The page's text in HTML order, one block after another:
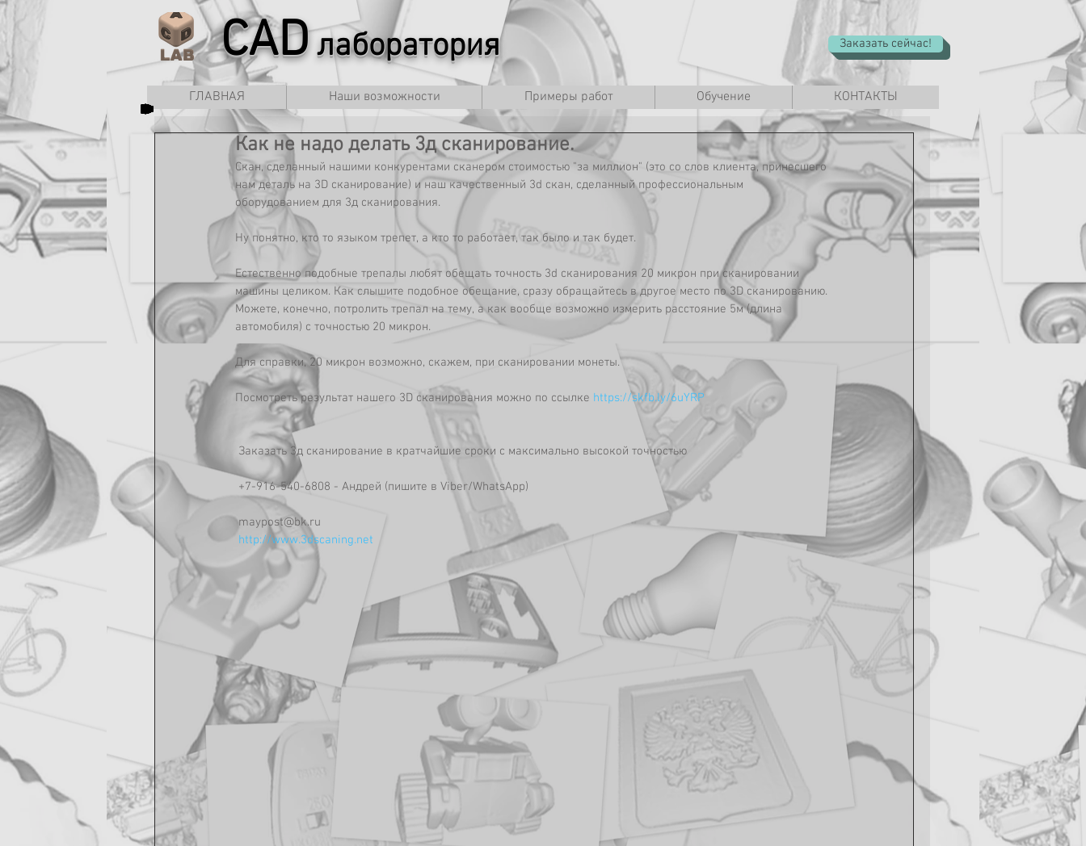
Заказать сейчас!
CADлаборатория
ГЛАВНАЯ Наши возможности Примеры работ Обучение КОНТАКТЫ
Как не надо делать 3д сканирование.
Cкан, сделанный нашими конкурентами сканером стоимостью "за миллион" (это со слов клиента, принесшего
нам деталь на 3D сканирование) и наш качественный 3d скан, сделанный профессиональным
оборудованием для 3д сканирования.
Ну понятно, кто то языком трепет, а кто то работает, так было и так будет.
Естественно подобные трепалы любят обещать точность 3d сканирования 20 микрон при сканировании
машины целиком. Как слышите подобное обещание, сразу обращайтесь в другое место по 3D сканированию.
Можете, конечно, потролить трепал на тему, а как вообще возможно измерить расстояние 5м (длина
автомобиля) с точностью 20 микрон.
Для справки, 20 микрон возможно, скажем, при сканировании монеты.
Посмотреть результат нашего 3D сканирования можно по ссылке https://skfb.ly/6uYRP
Заказать 3д сканирование в кратчайшие сроки с максимально высокой точностью
+7-916-540-6808 - Андрей (пишите в Viber/WhatsApp)
maypost@bk.ru
http://www.3dscaning.net